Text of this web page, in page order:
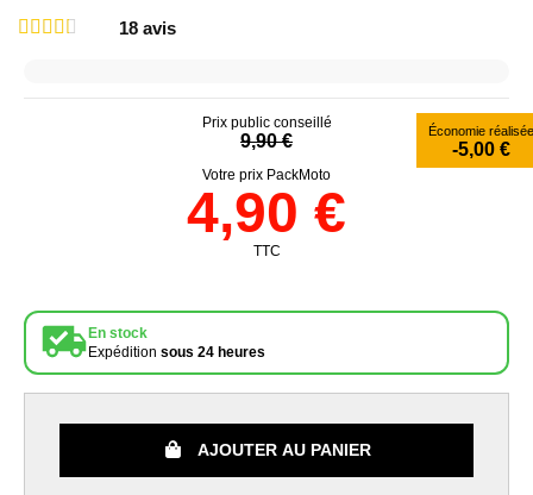
18 avis
Prix public conseillé
9,90 € Économie réalisée
-5,00 €
Votre prix PackMoto
4,90 €
TTC
En stock
Expédition sous 24 heures
AJOUTER AU PANIER